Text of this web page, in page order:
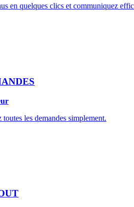
en quelques clics et communiquez
les demandes simplement.